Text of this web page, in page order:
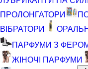
ПРОЛОНГАТОРИ
ВІБРАТОРИ
ПАРФУМИ З
ЖІНОЧІ ПАРФУМИ